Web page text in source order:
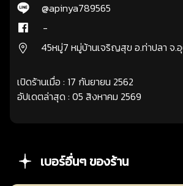
@apinya789565
-
45หมู่7 หมู่บ้านเจริญสุข อ.ท่าปลา จ.
เปิดร้านเมื่อ : 17 กันยายน 2562
อัปเดตล่าสุด : 05 สิงหาคม 2569
เบอร์อื่นๆ ของร้าน